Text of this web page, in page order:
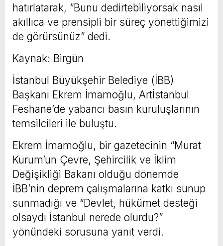
hatırlatarak, “Bunu dedirtebiliyorsak nasıl
akıllıca ve prensipli bir süreç yönettiğimizi
de görürsünüz” dedi.
Kaynak: Birgün
İstanbul Büyükşehir Belediye (İBB)
Başkanı Ekrem İmamoğlu, Artİstanbul
Feshane’de yabancı basın kuruluşlarının
temsilcileri ile buluştu.
Ekrem İmamoğlu, bir gazetecinin “Murat
Kurum’un Çevre, Şehircilik ve İklim
Değişikliği Bakanı olduğu dönemde
İBB’nin deprem çalışmalarına katkı sunup
sunmadığı ve “Devlet, hükümet desteği
olsaydı İstanbul nerede olurdu?”
yönündeki sorusuna yanıt verdi.